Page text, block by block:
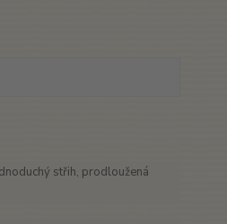
střih, prodloužená